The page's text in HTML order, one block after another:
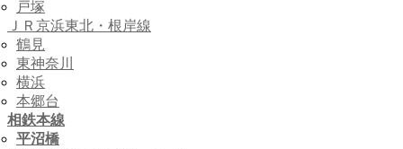
戸塚
ＪＲ京浜東北・根岸線
鶴見
東神奈川
横浜
本郷台
相鉄本線
平沼橋